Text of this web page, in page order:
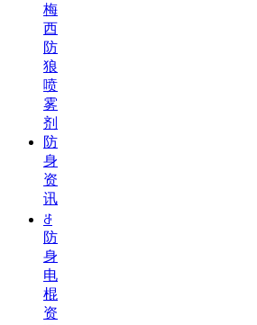
梅
西
防
狼
喷
雾
剂
防
身
资
讯
ꁕ
防
身
电
棍
资